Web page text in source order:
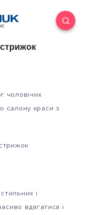
чоловічих
салону краси з
і
вдягатися і